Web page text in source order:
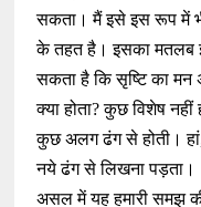
सकता। मैं इसे इस रूप में
के तहत है। इसका मतलब
सकता है कि सृष्टि का मन
क्या होता? कुछ विशेष
कुछ अलग ढंग से होती।
नये ढंग से लिखना पड़ता।
असल में यह हमारी समझ